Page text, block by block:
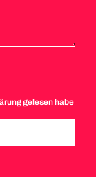
gelesen habe